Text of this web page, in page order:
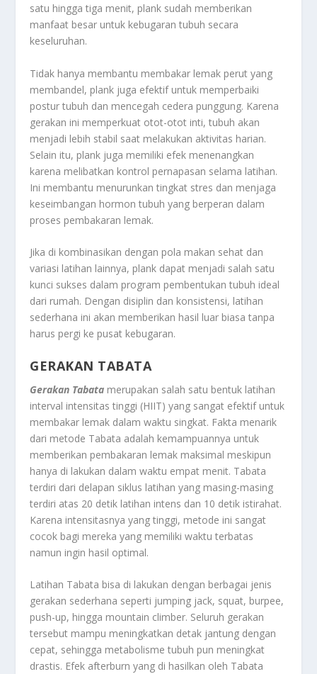
satu hingga tiga menit, plank sudah memberikan
manfaat besar untuk kebugaran tubuh secara
keseluruhan.
Tidak hanya membantu membakar lemak perut yang
membandel, plank juga efektif untuk memperbaiki
postur tubuh dan mencegah cedera punggung. Karena
gerakan ini memperkuat otot-otot inti, tubuh akan
menjadi lebih stabil saat melakukan aktivitas harian.
Selain itu, plank juga memiliki efek menenangkan
karena melibatkan kontrol pernapasan selama latihan.
Ini membantu menurunkan tingkat stres dan menjaga
keseimbangan hormon tubuh yang berperan dalam
proses pembakaran lemak.
Jika di kombinasikan dengan pola makan sehat dan
variasi latihan lainnya, plank dapat menjadi salah satu
kunci sukses dalam program pembentukan tubuh ideal
dari rumah. Dengan disiplin dan konsistensi, latihan
sederhana ini akan memberikan hasil luar biasa tanpa
harus pergi ke pusat kebugaran.
GERAKAN TABATA
Gerakan Tabata merupakan salah satu bentuk latihan
interval intensitas tinggi (HIIT) yang sangat efektif untuk
membakar lemak dalam waktu singkat. Fakta menarik
dari metode Tabata adalah kemampuannya untuk
memberikan pembakaran lemak maksimal meskipun
hanya di lakukan dalam waktu empat menit. Tabata
terdiri dari delapan siklus latihan yang masing-masing
terdiri atas 20 detik latihan intens dan 10 detik istirahat.
Karena intensitasnya yang tinggi, metode ini sangat
cocok bagi mereka yang memiliki waktu terbatas
namun ingin hasil optimal.
Latihan Tabata bisa di lakukan dengan berbagai jenis
gerakan sederhana seperti jumping jack, squat, burpee,
push-up, hingga mountain climber. Seluruh gerakan
tersebut mampu meningkatkan detak jantung dengan
cepat, sehingga metabolisme tubuh pun meningkat
drastis. Efek afterburn yang di hasilkan oleh Tabata